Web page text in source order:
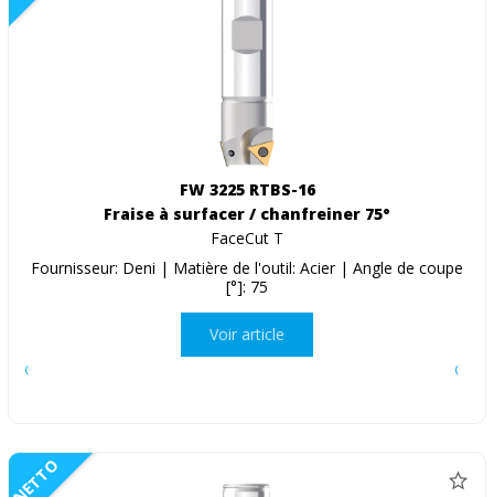
FW 3225 RTBS-16
Fraise à surfacer / chanfreiner 75°
FaceCut T
Fournisseur: Deni | Matière de l'outil: Acier | Angle de coupe
[°]: 75
Voir article
NETTO